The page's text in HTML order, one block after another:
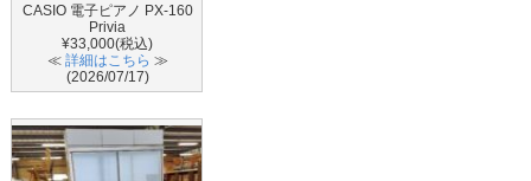
CASIO 電子ピアノ PX-160
Privia
¥33,000(税込)
≪ 詳細はこちら ≫
(2026/07/17)